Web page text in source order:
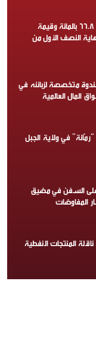
المؤشر العام لبورصة مسقط يرتفع 66.8 بالمائة وقيمة
عُماني بنهاية النصف الأول من
متخصصة لزبائنه في
المال العالمية
في ولاية الجبل
على السفن في مضيق
المفاوضات
المنتجات النفطية